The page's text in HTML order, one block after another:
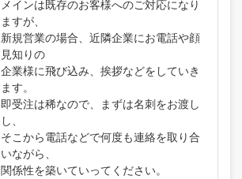
メインは既存のお客様へのご対応になり
ますが、
新規営業の場合、近隣企業にお電話や顔
見知りの
企業様に飛び込み、挨拶などをしていき
ます。
即受注は稀なので、まずは名刺をお渡し
し、
そこから電話などで何度も連絡を取り合
いながら、
関係性を築いていってください。